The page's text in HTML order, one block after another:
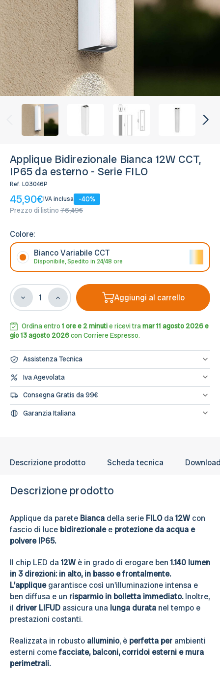
Applique Bidirezionale Bianca 12W CCT,
IP65 da esterno - Serie FILO
Ref. L03046P
45,90€IVA inclusa
-40%
Prezzo di listino 76,49€
Colore:
Bianco Variabile CCT
Disponibile, Spedito in 24/48 ore
Diminuisci
la
di
Applique
Bianca
12W
IP65
da
esterno
Aumenta
la
di
Applique
Bianca
12W
CCT,
IP65
da
esterno
-
Aggiungi al carrello
Ordina entro 1 ore e 2 minutie ricevi tramar 11 agosto 2026 e
gio 13 agosto 2026con Corriere Espresso.
Assistenza Tecnica
oppure scrivici una mail a info@leddiretto.it
Iva Agevolata
concludere l'ordine direttamente dal sito segnalandolo nelle note
dell'ordine e provvederemo a fatturare e rettificare il pagamento
Consegna Gratis da 99€
Garanzia Italiana
Descrizione prodotto Scheda tecnica
Descrizione prodotto
Applique da parete Bianca della serie FILOda12W con
fascio di luce bidirezionalee protezione da acqua e
polvere IP65.
Il chip LED da12W è in grado di erogare ben 1.140 lumen
in 3 direzioni: in alto, in basso e frontalmente.
L'appliquegarantisce così un'illuminazione intensa e
ben diffusa e un risparmio in bolletta immediato.Inoltre,
il driver LIFUD assicura una lunga durata nel tempo e
prestazioni costanti.
Realizzata in robusto alluminio, è perfetta per ambienti
esterni comefacciate, balconi, corridoi esterni e mura
perimetrali.